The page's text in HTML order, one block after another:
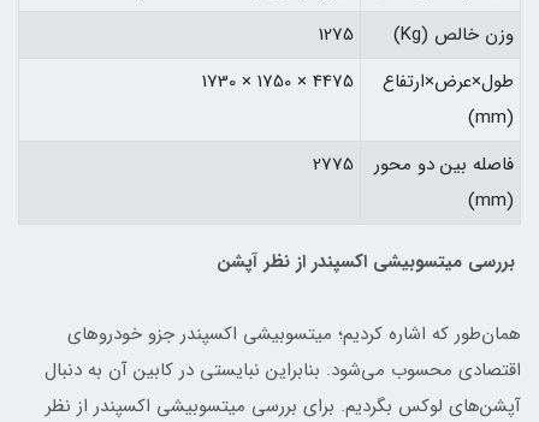
وزن خالص (Kg)
1275
طول×عرض×ارتفاع
(mm)
4475 × 1750 × 1730
فاصله بین دو محور
(mm)
2775
بررسی میتسوبیشی اکسپندر از نظر آپشن
همان‌طور که اشاره کردیم؛ میتسوبیشی اکسپندر جزو خودروهای
اقتصادی محسوب می‌شود. بنابراین نبایستی در کابین آن به دنبال
آپشن‌های لوکس بگردیم. برای بررسی میتسوبیشی اکسپندر از نظر